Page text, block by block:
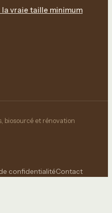
la vraie taille minimum
biosourcé et rénovation
confidentialitéContact